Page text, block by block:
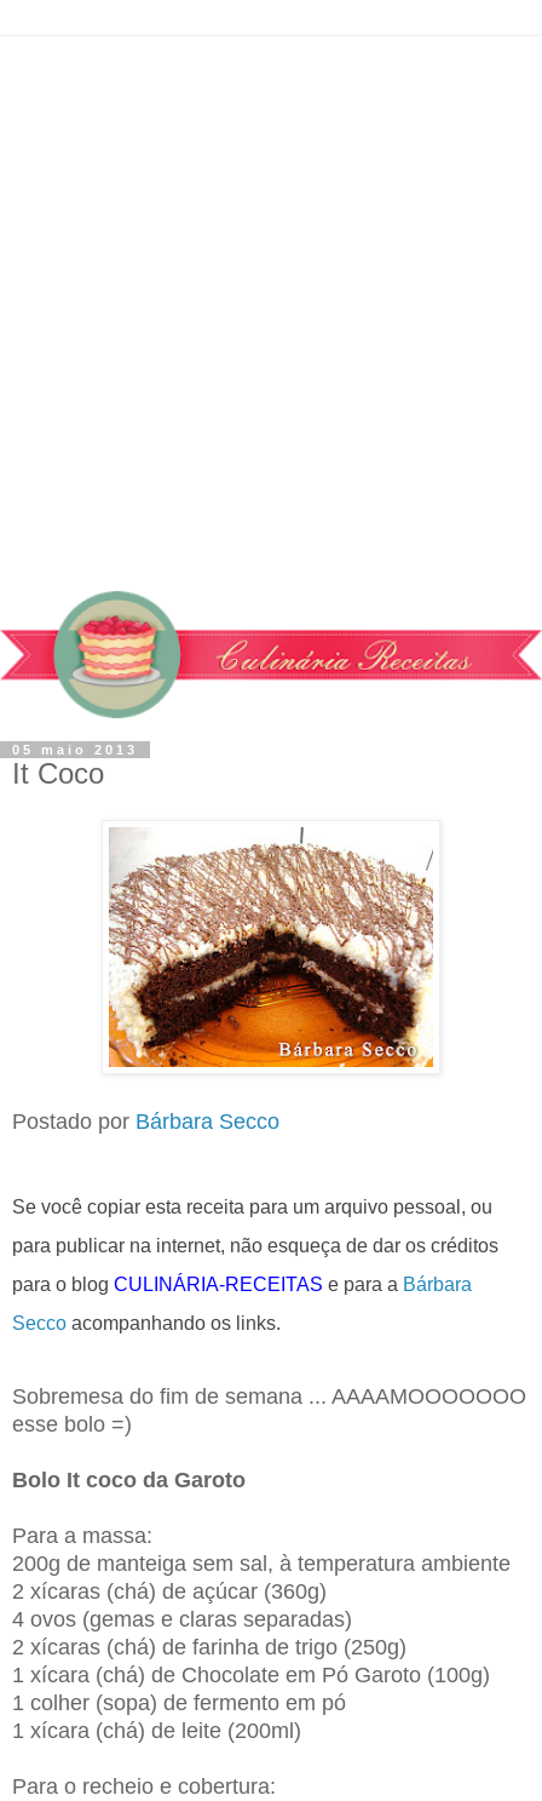
05 maio 2013
It Coco
Postado por Bárbara Secco
Se você copiar esta receita para um arquivo pessoal, ou
para publicar na internet, não esqueça de dar os créditos
para o blog CULINÁRIA-RECEITAS e para a Bárbara
Secco acompanhando os links.
Sobremesa do fim de semana ... AAAAMOOOOOOO
esse bolo =)
Bolo It coco da Garoto
Para a massa:
200g de manteiga sem sal, à temperatura ambiente
2 xícaras (chá) de açúcar (360g)
4 ovos (gemas e claras separadas)
2 xícaras (chá) de farinha de trigo (250g)
1 xícara (chá) de Chocolate em Pó Garoto (100g)
1 colher (sopa) de fermento em pó
1 xícara (chá) de leite (200ml)
Para o recheio e cobertura: